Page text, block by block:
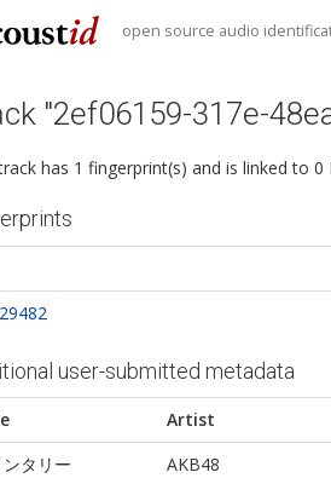
open source audio
"2ef06159-317e-
has 1 fingerprint(s) and is linked to 0
user-submitted metadata
Artist
ンタリー
AKB48